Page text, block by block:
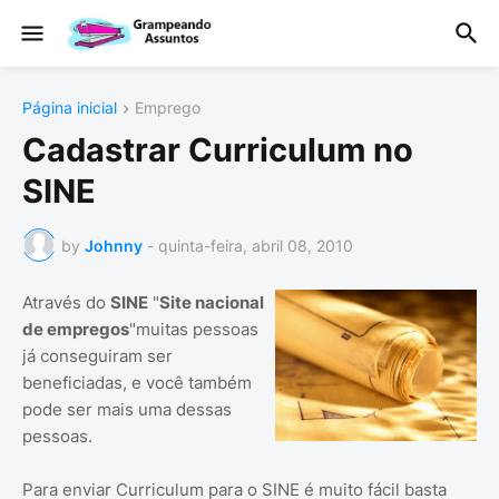
Página inicial Emprego
Cadastrar Curriculum no
SINE
by Johnny - quinta-feira, abril 08, 2010
Através do SINE "Site nacional
de empregos"muitas pessoas
já conseguiram ser
beneficiadas, e você também
pode ser mais uma dessas
pessoas.
Para enviar Curriculum para o SINE é muito fácil basta